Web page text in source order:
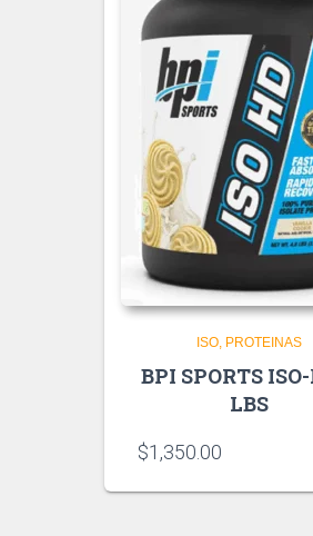
ISO PROTEINAS
BPI SPORTS
LBS
$1,350.00